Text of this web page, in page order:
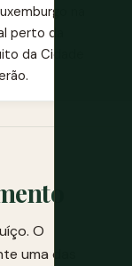
na
perto da
da Cidade
O
uma das